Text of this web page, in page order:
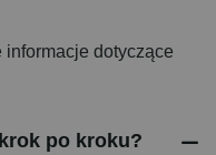
dotyczące
po kroku?